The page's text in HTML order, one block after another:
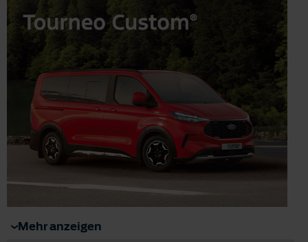
Mehr anzeigen